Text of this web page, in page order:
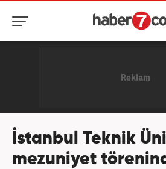
İstanbul Teknik
mezuniyet